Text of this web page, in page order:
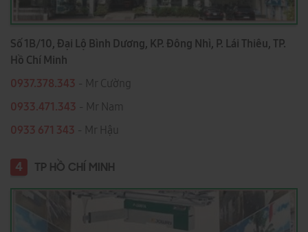
Số 1B/10, Đại Lộ Bình Dương, KP. Đông Nhì, P. Lái Thiêu, TP.
Hồ Chí Minh
0937.378.343 - Mr Cường
0933.471.343 - Mr Nam
0933 671 343 - Mr Hậu
4 TP HỒ CHÍ MINH